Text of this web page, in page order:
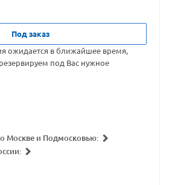
Под заказ
ожидается в ближайшее время,
под Вас нужное
Москве и Подмосковью: